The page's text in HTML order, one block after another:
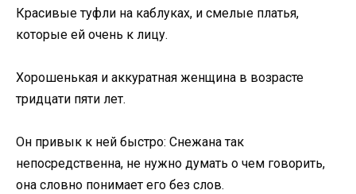
Красивые туфли на каблуках, и смелые платья,
которые ей очень к лицу.
Хорошенькая и аккуратная женщина в возрасте
тридцати пяти лет.
Он привык к ней быстро: Снежана так
непосредственна, не нужно думать о чем говорить,
она словно понимает его без слов.